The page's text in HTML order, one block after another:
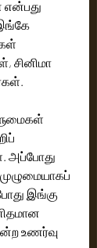
சினிமா
அப்போது
இங்கு
உணர்வு